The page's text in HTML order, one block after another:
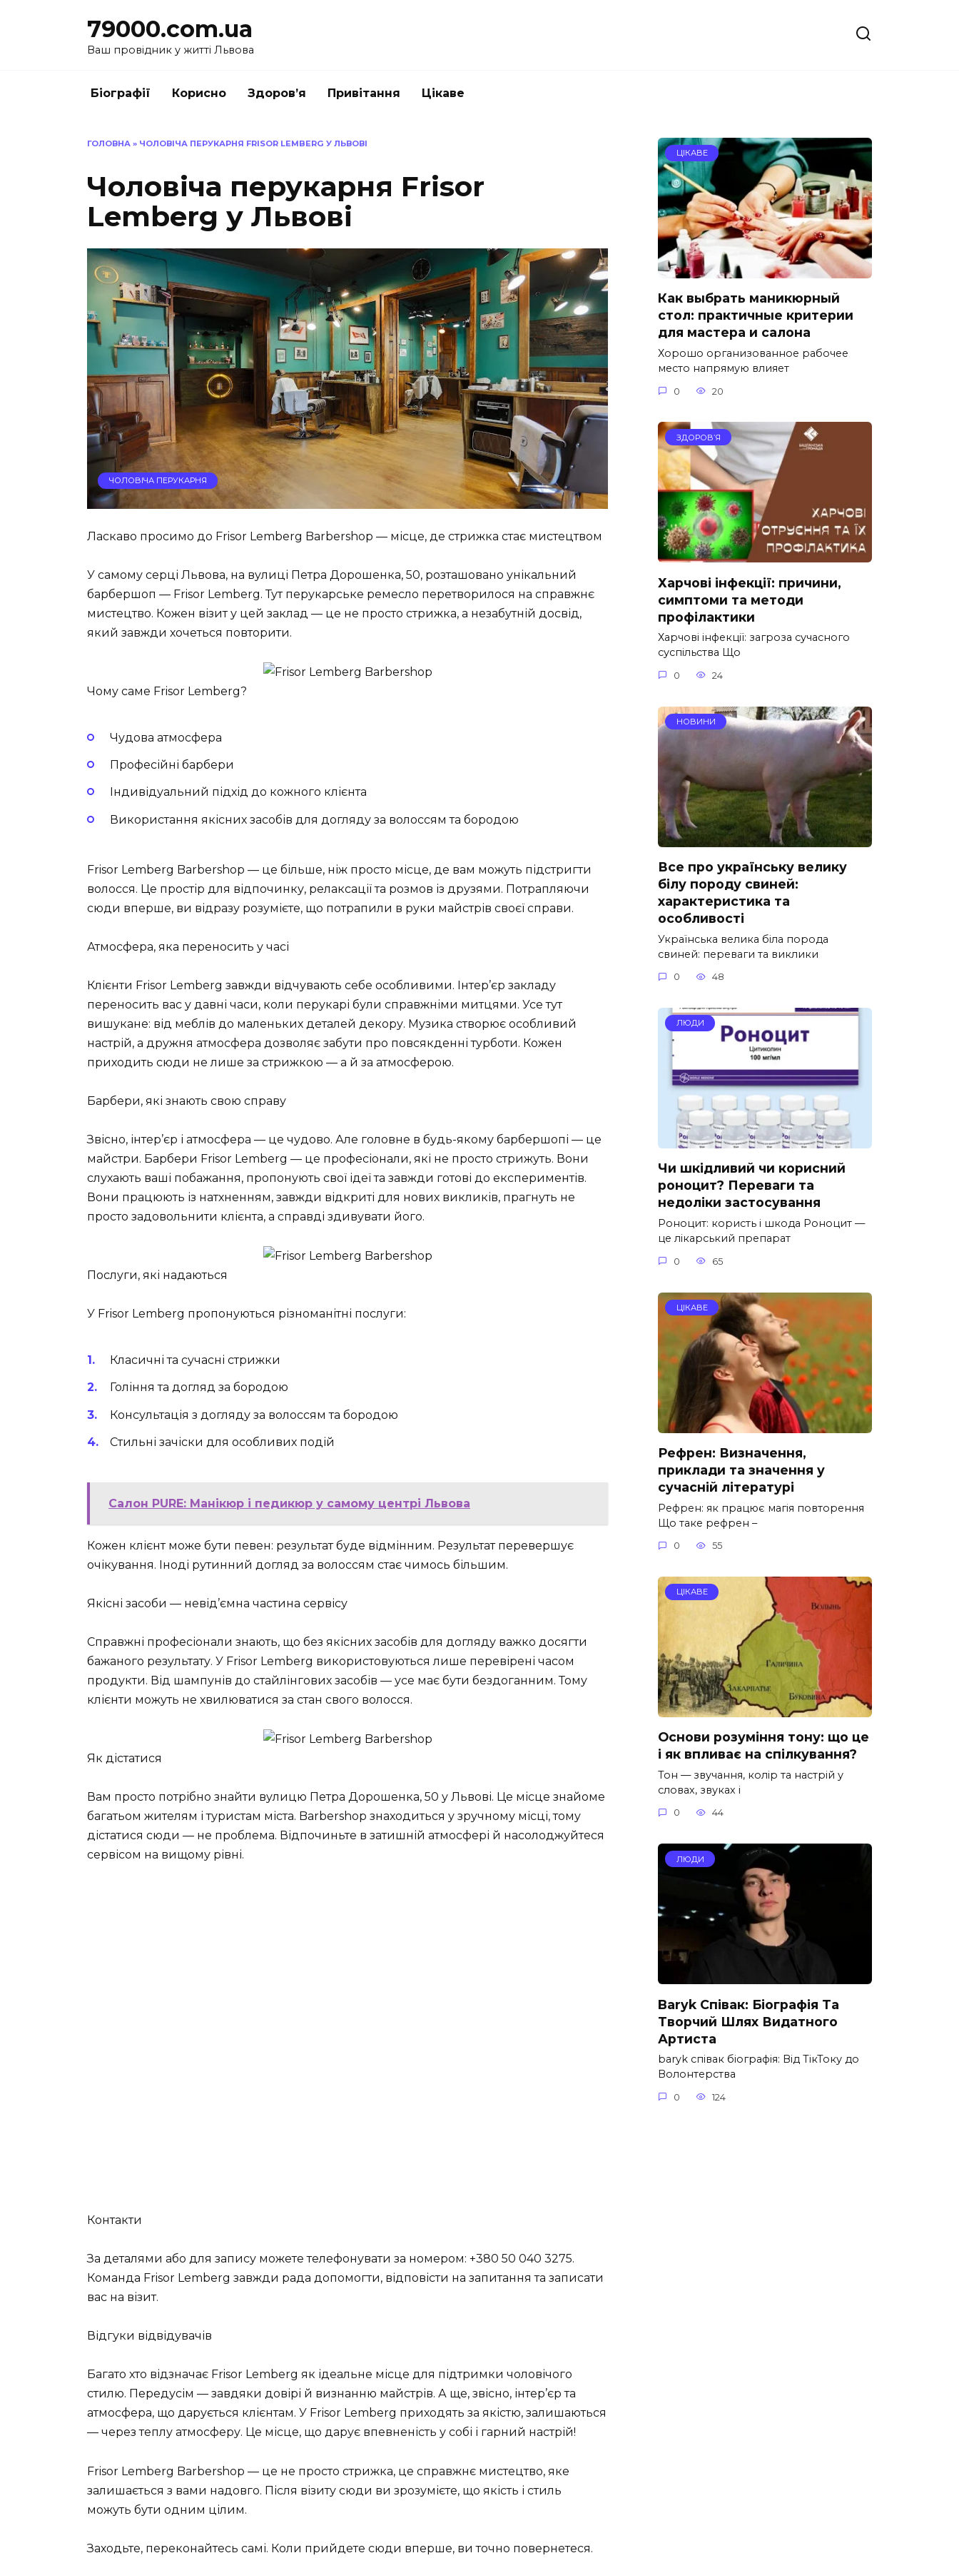
79000.com.ua
Ваш провідник у житті Львова
Біографії Корисно Здоров’я Привітання Цікаве
ГОЛОВНА » ЧОЛОВІЧА ПЕРУКАРНЯ FRISOR LEMBERG У ЛЬВОВІ
Чоловіча перукарня Frisor
Lemberg у Львові
ЧОЛОВІЧА ПЕРУКАРНЯ
Ласкаво просимо до Frisor Lemberg Barbershop — місце, де стрижка стає мистецтвом
У самому серці Львова, на вулиці Петра Дорошенка, 50, розташовано унікальний
барбершоп — Frisor Lemberg. Тут перукарське ремесло перетворилося на справжнє
мистецтво. Кожен візит у цей заклад — це не просто стрижка, а незабутній досвід,
який завжди хочеться повторити.
Чому саме Frisor Lemberg?
Чудова атмосфера
Професійні барбери
Індивідуальний підхід до кожного клієнта
Використання якісних засобів для догляду за волоссям та бородою
Frisor Lemberg Barbershop — це більше, ніж просто місце, де вам можуть підстригти
волосся. Це простір для відпочинку, релаксації та розмов із друзями. Потрапляючи
сюди вперше, ви відразу розумієте, що потрапили в руки майстрів своєї справи.
Атмосфера, яка переносить у часі
Клієнти Frisor Lemberg завжди відчувають себе особливими. Інтер’єр закладу
переносить вас у давні часи, коли перукарі були справжніми митцями. Усе тут
вишукане: від меблів до маленьких деталей декору. Музика створює особливий
настрій, а дружня атмосфера дозволяє забути про повсякденні турботи. Кожен
приходить сюди не лише за стрижкою — а й за атмосферою.
Барбери, які знають свою справу
Звісно, інтер’єр і атмосфера — це чудово. Але головне в будь-якому барбершопі — це
майстри. Барбери Frisor Lemberg — це професіонали, які не просто стрижуть. Вони
слухають ваші побажання, пропонують свої ідеї та завжди готові до експериментів.
Вони працюють із натхненням, завжди відкриті для нових викликів, прагнуть не
просто задовольнити клієнта, а справді здивувати його.
Послуги, які надаються
У Frisor Lemberg пропонуються різноманітні послуги:
Класичні та сучасні стрижки
Гоління та догляд за бородою
Консультація з догляду за волоссям та бородою
Стильні зачіски для особливих подій
Салон PURE: Манікюр і педикюр у самому центрі Львова
Кожен клієнт може бути певен: результат буде відмінним. Результат перевершує
очікування. Іноді рутинний догляд за волоссям стає чимось більшим.
Якісні засоби — невід’ємна частина сервісу
Справжні професіонали знають, що без якісних засобів для догляду важко досягти
бажаного результату. У Frisor Lemberg використовуються лише перевірені часом
продукти. Від шампунів до стайлінгових засобів — усе має бути бездоганним. Тому
клієнти можуть не хвилюватися за стан свого волосся.
Як дістатися
Вам просто потрібно знайти вулицю Петра Дорошенка, 50 у Львові. Це місце знайоме
багатьом жителям і туристам міста. Barbershop знаходиться у зручному місці, тому
дістатися сюди — не проблема. Відпочиньте в затишній атмосфері й насолоджуйтеся
сервісом на вищому рівні.
Контакти
За деталями або для запису можете телефонувати за номером: +380 50 040 3275.
Команда Frisor Lemberg завжди рада допомогти, відповісти на запитання та записати
вас на візит.
Відгуки відвідувачів
Багато хто відзначає Frisor Lemberg як ідеальне місце для підтримки чоловічого
стилю. Передусім — завдяки довірі й визнанню майстрів. А ще, звісно, інтер’єр та
атмосфера, що дарується клієнтам. У Frisor Lemberg приходять за якістю, залишаються
— через теплу атмосферу. Це місце, що дарує впевненість у собі і гарний настрій!
Frisor Lemberg Barbershop — це не просто стрижка, це справжнє мистецтво, яке
залишається з вами надовго. Після візиту сюди ви зрозумієте, що якість і стиль
можуть бути одним цілим.
Заходьте, переконайтесь самі. Коли прийдете сюди вперше, ви точно повернетеся.
ЦІКАВЕ
Как выбрать маникюрный
стол: практичные критерии
для мастера и салона
Хорошо организованное рабочее
место напрямую влияет
0 20
ЗДОРОВ’Я
Харчові інфекції: причини,
симптоми та методи
профілактики
Харчові інфекції: загроза сучасного
суспільства Що
0 24
НОВИНИ
Все про українську велику
білу породу свиней:
характеристика та
особливості
Українська велика біла порода
свиней: переваги та виклики
0 48
ЛЮДИ
Чи шкідливий чи корисний
роноцит? Переваги та
недоліки застосування
Роноцит: користь і шкода Роноцит —
це лікарський препарат
0 65
ЦІКАВЕ
Рефрен: Визначення,
приклади та значення у
сучасній літературі
Рефрен: як працює магія повторення
Що таке рефрен –
0 55
ЦІКАВЕ
Основи розуміння тону: що це
і як впливає на спілкування?
Тон — звучання, колір та настрій у
словах, звуках і
0 44
ЛЮДИ
Baryk Співак: Біографія Та
Творчий Шлях Видатного
Артиста
baryk співак біографія: Від ТікТоку до
Волонтерства
0 124